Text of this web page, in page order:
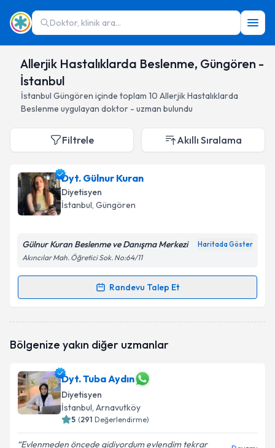
Doktor, klinik ara...
Allerjik Hastalıklarda Beslenme, Güngören -
İstanbul
İstanbul Güngören içinde toplam 10 Allerjik Hastalıklarda
Beslenme uygulayan doktor - uzman bulundu
Filtrele Akıllı Sıralama
Dyt. Gülnur Kuran
Diyetisyen
İstanbul, Güngören
Gülnur Kuran Beslenme ve Danışma Merkezi Haritada Göster
Akıncılar Mah. Öğretici Sok. No:64/11
Randevu Talep Et
Randevu Takvimi Talebi
oluşturun. Size bu uzmandan randevu almanız için bir
E-posta Adresiniz
Kişisel verilerimin işlenmesine ilişkinAydınlatma
Bölgenize yakın diğer uzmanlar
Dyt. Tuba Aydın
Diyetisyen
İstanbul, Arnavutköy
5 (291 Değerlendirme)
Evlenmeden öncede gidiyordum evlendim tekrar